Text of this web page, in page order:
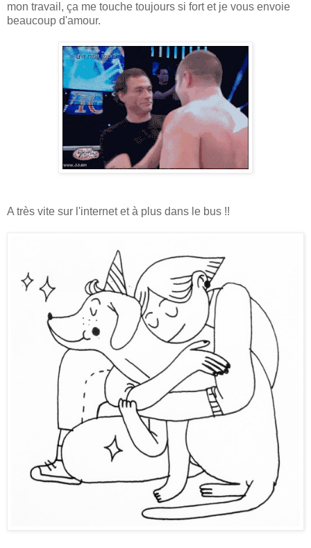
mon travail, ça me touche toujours si fort et je vous envoie
beaucoup d'amour.
A très vite sur l'internet et à plus dans le bus !!